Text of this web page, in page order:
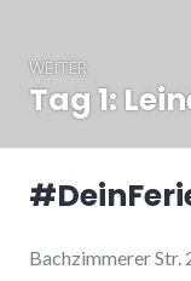
WEITER
Nächster
Beitrag:
Tag 1:
Bachzimmerer Str.